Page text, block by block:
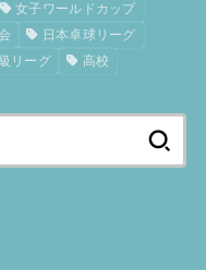
女子ワールドカップ
日本卓球リーグ
リーグ 高校